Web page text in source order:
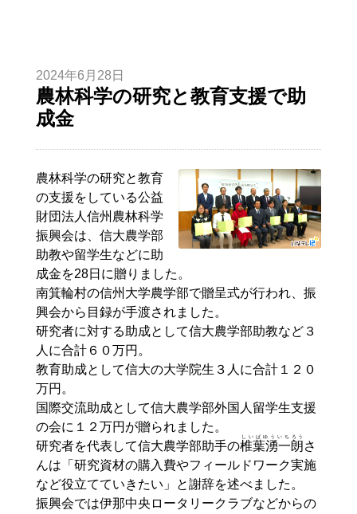
2024年6月28日
農林科学の研究と教育支援で助
成金
農林科学の研究と教育
の支援をしている公益
財団法人信州農林科学
振興会は、信大農学部
助教や留学生などに助
成金を28日に贈りました。
南箕輪村の信州大学農学部で贈呈式が行われ、振
興会から目録が手渡されました。
研究者に対する助成として信大農学部助教など３
人に合計６０万円。
教育助成として信大の大学院生３人に合計１２０
万円。
国際交流助成として信大農学部外国人留学生支援
の会に１２万円が贈られました。
研究者を代表して信大農学部助手の椎葉湧一
しいばゆういち
朗
ろう
さ
んは「研究資材の購入費やフィールドワーク実施
など役立てていきたい」と謝辞を述べました。
振興会では伊那中央ロータリークラブなどからの